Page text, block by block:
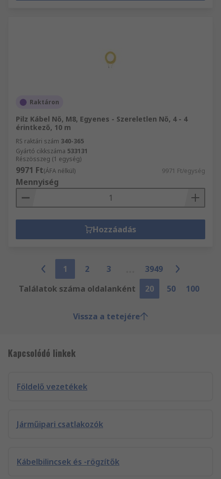
Raktáron
Pilz Kábel Nő, M8, Egyenes - Szereletlen Nő, 4 - 4
érintkező, 10 m
RS raktári szám 340-365
Gyártó cikkszáma 533131
Részösszeg (1 egység)
9971 Ft(ÁFA nélkül) 9971 Ft/egység
Mennyiség
Hozzáadás
1 2 3
3949
Találatok száma oldalanként
20 50 100
Vissza a tetejére
Kapcsolódó linkek
Földelő vezetékek
Járműipari csatlakozók
Kábelbilincsek és -rögzítők